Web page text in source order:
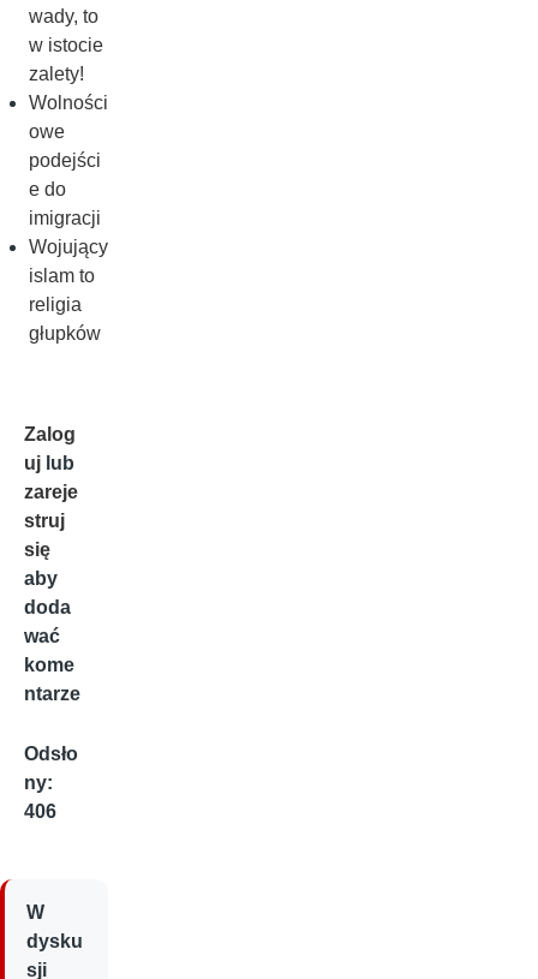
wady, to
w istocie
zalety!
Wolności
owe
podejści
e do
imigracji
Wojujący
islam to
religia
głupków
Zalog
uj lub
zareje
struj
się
aby
doda
wać
kome
ntarze
Odsło
ny:
406
W
dysku
sji